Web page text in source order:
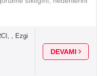
, Ezgi
DEVAMI